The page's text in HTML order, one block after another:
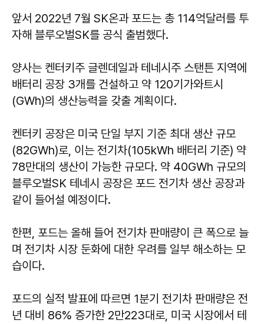
앞서 2022년 7월 SK온과 포드는 총 114억달러를 투
자해 블루오벌SK를 공식 출범했다.
양사는 켄터키주 글렌데일과 테네시주 스탠튼 지역에
배터리 공장 3개를 건설하고 약 120기가와트시
(GWh)의 생산능력을 갖출 계획이다.
켄터키 공장은 미국 단일 부지 기준 최대 생산 규모
(82GWh)로, 이는 전기차(105kWh 배터리 기준) 약
78만대의 생산이 가능한 규모다. 약 40GWh 규모의
블루오벌SK 테네시 공장은 포드 전기차 생산 공장과
같이 들어설 예정이다.
한편, 포드는 올해 들어 전기차 판매량이 큰 폭으로 늘
며 전기차 시장 둔화에 대한 우려를 일부 해소하는 모
습이다.
포드의 실적 발표에 따르면 1분기 전기차 판매량은 전
년 대비 86% 증가한 2만223대로, 미국 시장에서 테